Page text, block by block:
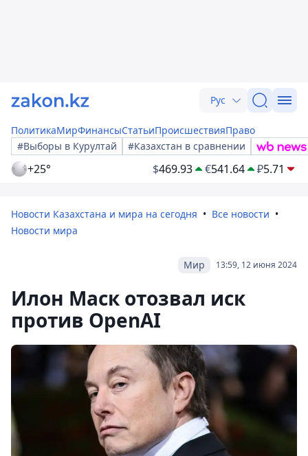
Рус
ПолитикаМирФинансыСтатьиПроисшествияПраво
#Выборы в Курултай
#Казахстан в сравнении
+25° $469.93 €541.64 ₽5.71
Новости Казахстана и мира на сегодня
Все новости
Новости мира
13:59, 12 июня 2024
Мир
Илон Маск отозвал иск
против OpenAI